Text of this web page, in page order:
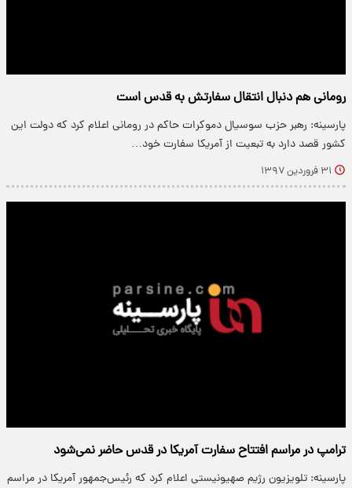
رومانی هم دنبال انتقال سفارتش به قدس است
پارسینه: رهبر حزب سوسیال دموکرات حاکم در رومانی اعلام کرد که دولت این
کشور قصد دارد به تبعیت از آمریکا سفارت خود…
۳۱ فروردین ۱۳۹۷
ترامپ در مراسم افتتاح سفارت آمریکا در قدس حاضر نمی‌شود
پارسینه: تلویزیون رژیم صهیونیستی اعلام کرد که رئیس‌جمهور آمریکا در مراسم